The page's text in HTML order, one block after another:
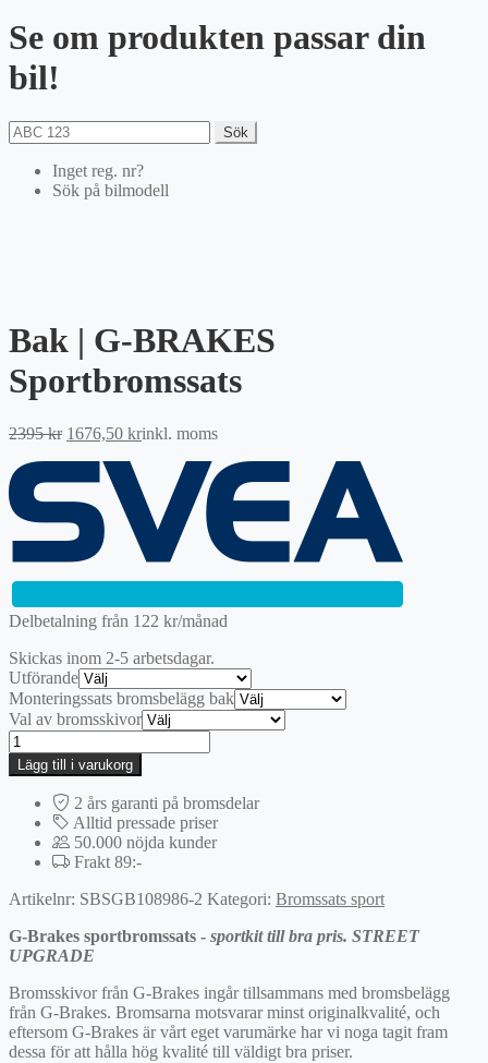
Se om produkten passar din
bil!
Sök
Inget reg. nr?
Sök på bilmodell
Bak | G-BRAKES
Sportbromssats
2395kr Det
2395 kr.
1676,50 krDet
är:
1676,50 kr.
inkl. moms
Delbetalning från 122 kr/månad
Skickas inom 2-5 arbetsdagar.
Utförande
Monteringssats bromsbelägg bak
Val av bromsskivor
Bak
|
G-
BRAKES
Sportbromssats
mängd
Lägg till i varukorg
2 års garanti på bromsdelar
Alltid pressade priser
50.000 nöjda kunder
Frakt 89:-
Artikelnr: SBSGB108986-2 Kategori: Bromssats sport
G-Brakes sportbromssats - sportkit till bra pris. STREET
UPGRADE
Bromsskivor från G-Brakes ingår tillsammans med bromsbelägg
från G-Brakes. Bromsarna motsvarar minst originalkvalité, och
eftersom G-Brakes är vårt eget varumärke har vi noga tagit fram
dessa för att hålla hög kvalité till väldigt bra priser.